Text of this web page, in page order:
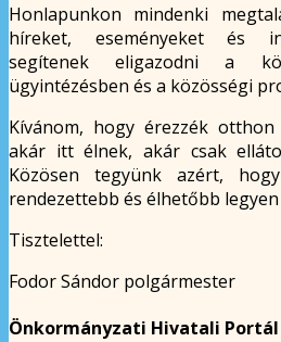
Honlapunkon mindenki
híreket, eseményeket és
segítenek eligazodni a
ügyintézésben és a közösségi
Kívánom, hogy érezzék
akár itt élnek, akár csak
Közösen tegyünk azért,
rendezettebb és élhetőbb
Tisztelettel:
Fodor Sándor polgármester
Önkormányzati Hivatali Portál